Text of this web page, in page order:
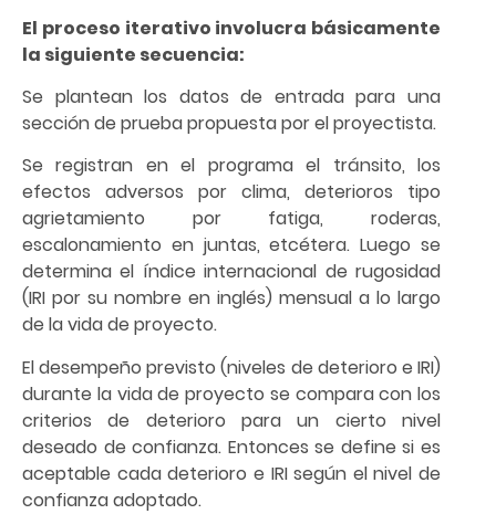
El proceso iterativo involucra básicamente
la siguiente secuencia:
Se plantean los datos de entrada para una
sección de prueba propuesta por el proyectista.
Se registran en el programa el tránsito, los
efectos adversos por clima, deterioros tipo
agrietamiento por fatiga, roderas,
escalonamiento en juntas, etcétera. Luego se
determina el índice internacional de rugosidad
(IRI por su nombre en inglés) mensual a lo largo
de la vida de proyecto.
El desempeño previsto (niveles de deterioro e IRI)
durante la vida de proyecto se compara con los
criterios de deterioro para un cierto nivel
deseado de confianza. Entonces se define si es
aceptable cada deterioro e IRI según el nivel de
confianza adoptado.